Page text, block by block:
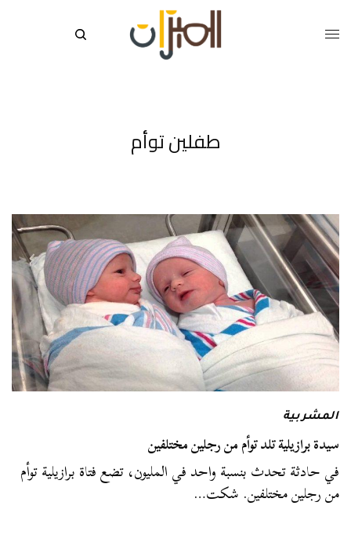
طفلين توأم
المشربية
سيدة برازيلية تلد توأم من رجلين مختلفين
في حادثة تحدث بنسبة واحد في المليون، تضع فتاة برازيلية توأم
من رجلين مختلفين. شكت…